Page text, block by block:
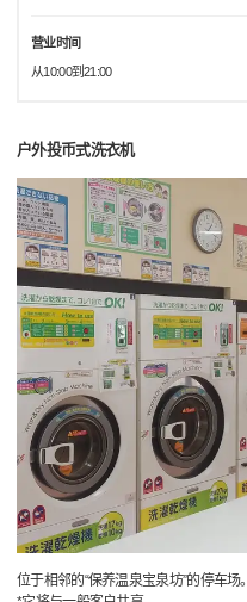
营业时间
从10:00到21:00
户外投币式洗衣机
位于相邻的“保养温泉宝泉坊”的停车场。